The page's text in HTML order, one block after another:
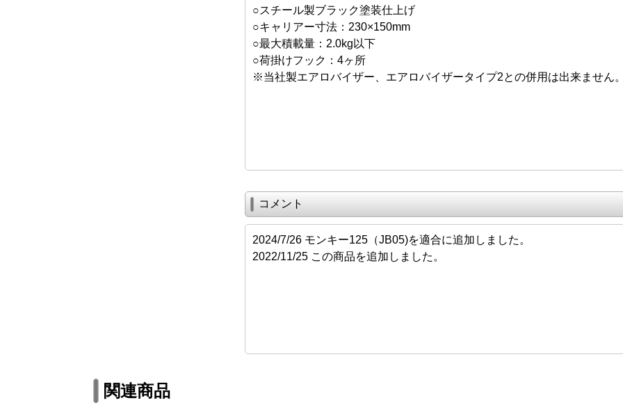
○スチール製ブラック塗装仕上げ
○キャリアー寸法：230×150mm
○最大積載量：2.0kg以下
○荷掛けフック：4ヶ所
※当社製エアロバイザー、エアロバイザータイプ2との併用は出来ません
コメント
2024/7/26 モンキー125（JB05)を適合に追加しました。
2022/11/25 この商品を追加しました。
関連商品